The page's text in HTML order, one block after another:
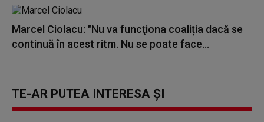
Marcel Ciolacu: "Nu va funcţiona coaliția dacă se
continuă în acest ritm. Nu se poate face...
TE-AR PUTEA INTERESA ȘI